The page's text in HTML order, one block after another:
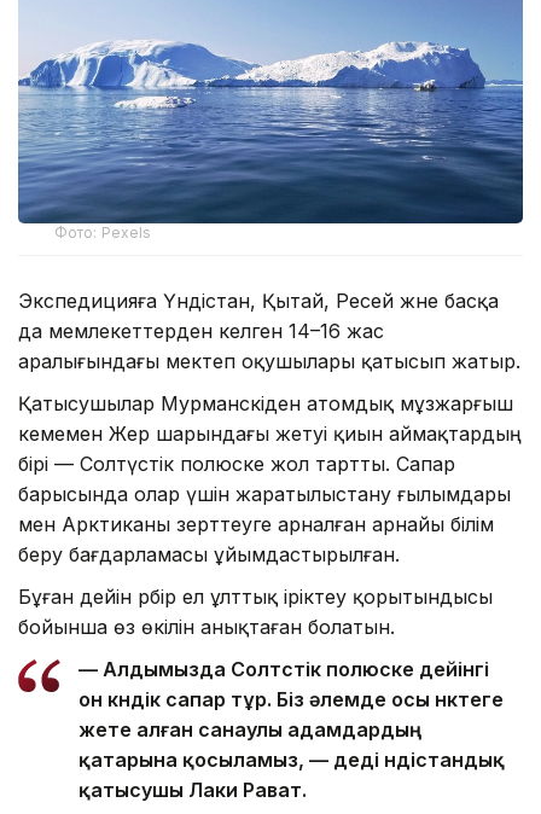
Фото: Pexels
Экспедицияға Үндістан, Қытай, Ресей және басқа
да мемлекеттерден келген 14–16 жас
аралығындағы мектеп оқушылары қатысып жатыр.
Қатысушылар Мурманскіден атомдық мұзжарғыш
кемемен Жер шарындағы жетуі қиын аймақтардың
бірі — Солтүстік полюске жол тартты. Сапар
барысында олар үшін жаратылыстану ғылымдары
мен Арктиканы зерттеуге арналған арнайы білім
беру бағдарламасы ұйымдастырылған.
Бұған дейін әрбір ел ұлттық іріктеу қорытындысы
бойынша өз өкілін анықтаған болатын.
— Алдымызда Солтүстік полюске дейінгі
он күндік сапар тұр. Біз әлемде осы нүктеге
жете алған санаулы адамдардың
қатарына қосыламыз, — деді үндістандық
қатысушы Лаки Рават.